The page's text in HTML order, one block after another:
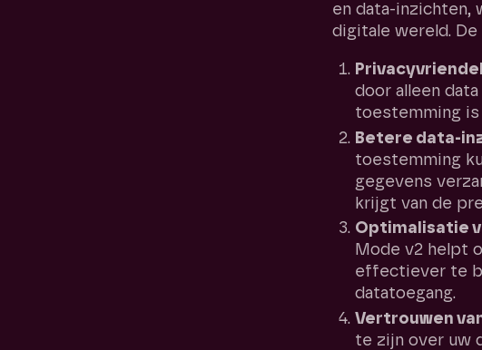
en data-inzichten,
digitale wereld.
door alleen
toestemming is
Betere data-
toestemming
gegevens
krijgt van de
Optimalisatie
Mode v2 helpt
effectiever te
datatoegang.
Vertrouwen
te zijn over uw